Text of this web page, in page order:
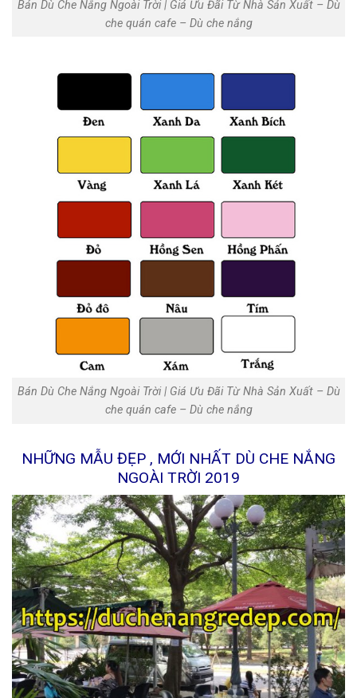
Bán Dù Che Nắng Ngoài Trời | Giá Ưu Đãi Từ Nhà Sản Xuất‎ – Dù
che quán cafe – Dù che nắng
Bán Dù Che Nắng Ngoài Trời | Giá Ưu Đãi Từ Nhà Sản Xuất‎ – Dù
che quán cafe – Dù che nắng
NHỮNG MẪU ĐẸP , MỚI NHẤT DÙ CHE NẮNG
NGOÀI TRỜI 2019